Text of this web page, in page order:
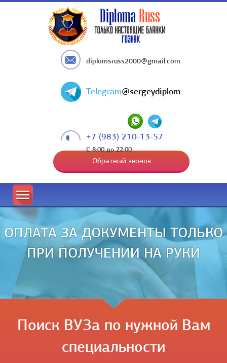
diplomsruss2000@gmail.com
Telegram@sergeydiplom
+7 (983) 210-13-57
С 8:00 до 22:00
Обратный звонок
ОПЛАТА ЗА ДОКУМЕНТЫ ТОЛЬКО
ПРИ ПОЛУЧЕНИИ НА РУКИ
Поиск ВУЗа по нужной Вам
специальности